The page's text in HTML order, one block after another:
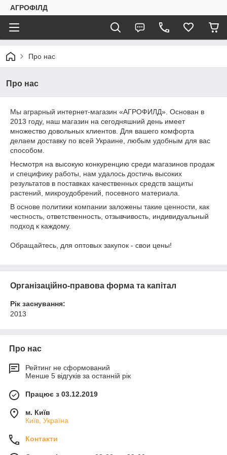
АГРОФІЛД
Про нас
Про нас
Мы аграрный интернет-магазин «АГРОФИЛД». Основан в
2013 году, наш магазин на сегодняшний день имеет
множество довольных клиентов. Для вашего комфорта
делаем доставку по всей Украине, любым удобным для вас
способом.
Несмотря на высокую конкуренцию среди магазинов продаж
и специфику работы, нам удалось достичь высоких
результатов в поставках качественных средств защиты
растений, микроудобрений, посевного материала.
В основе политики компании заложены такие ценности, как
честность, ответственность, отзывчивость, индивидуальный
подход к каждому.
Обращайтесь, для оптовых закупок - свои цены!
Організаційно-правова форма та капітал
Рік заснування:
2013
Про нас
Рейтинг не сформований
Менше 5 відгуків за останній рік
Працює з 03.12.2019
м. Київ
Київ, Україна
Контакти